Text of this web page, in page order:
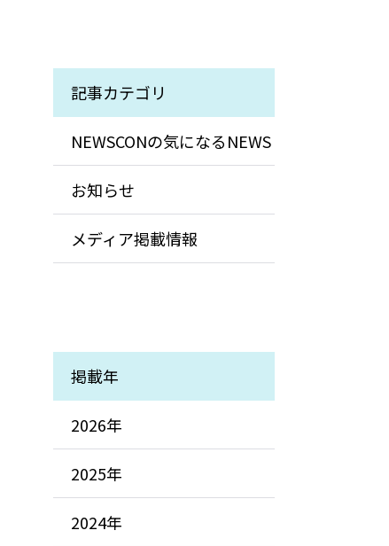
記事カテゴリ
NEWSCONの気になるNEWS
お知らせ
メディア掲載情報
掲載年
2026年
2025年
2024年